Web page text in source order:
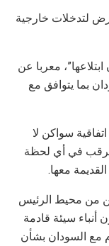
لتدخلات خارجية
معربا عن
بما يتوافق مع
سواكن لا
تترقب في أي لحظة
معها.
من محيط الرئيس
أنباء سيئة قادمة
مع السودان بشأن